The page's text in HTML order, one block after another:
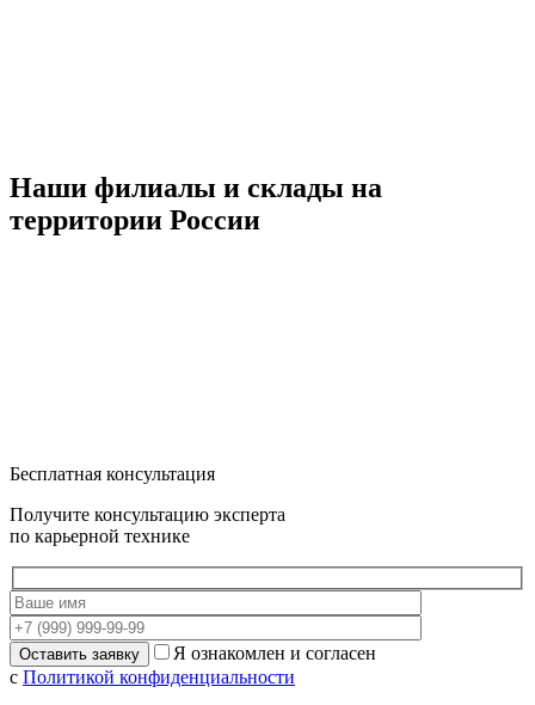
Наши филиалы и склады на
территории России
Бесплатная консультация
Получите консультацию эксперта
по карьерной технике
Я ознакомлен и согласен
с Политикой конфиденциальности